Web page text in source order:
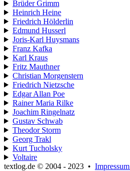
Brüder Grimm
Heinrich Heine
Friedrich Hölderlin
Edmund Husserl
Joris-Karl Huysmans
Franz Kafka
Karl Kraus
Fritz Mauthner
Christian Morgenstern
Friedrich Nietzsche
Edgar Allan Poe
Rainer Maria Rilke
Joachim Ringelnatz
Gustav Schwab
Theodor Storm
Georg Trakl
Kurt Tucholsky
Voltaire
textlog.de © 2004 - 2023 • Impressum